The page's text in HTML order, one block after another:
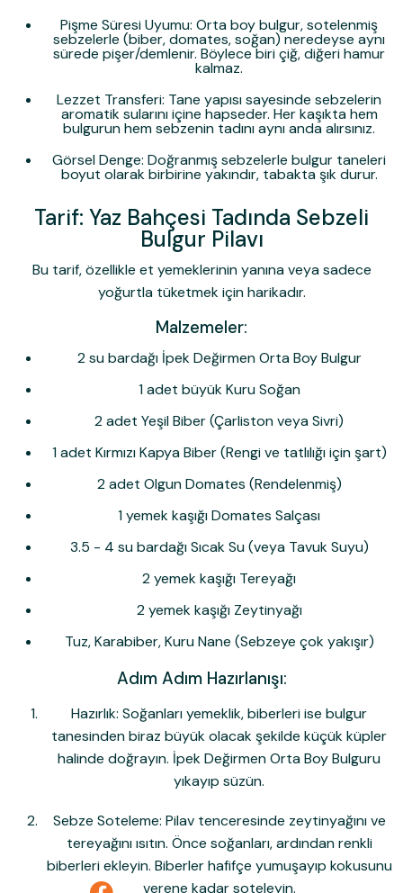
Pişme Süresi Uyumu: Orta boy bulgur, sotelenmiş
sebzelerle (biber, domates, soğan) neredeyse aynı
sürede pişer/demlenir. Böylece biri çiğ, diğeri hamur
kalmaz.
Lezzet Transferi: Tane yapısı sayesinde sebzelerin
aromatik sularını içine hapseder. Her kaşıkta hem
bulgurun hem sebzenin tadını aynı anda alırsınız.
Görsel Denge: Doğranmış sebzelerle bulgur taneleri
boyut olarak birbirine yakındır, tabakta şık durur.
Tarif: Yaz Bahçesi Tadında Sebzeli
Bulgur Pilavı
Bu tarif, özellikle et yemeklerinin yanına veya sadece
yoğurtla tüketmek için harikadır.
Malzemeler:
2 su bardağı İpek Değirmen Orta Boy Bulgur
1 adet büyük Kuru Soğan
2 adet Yeşil Biber (Çarliston veya Sivri)
1 adet Kırmızı Kapya Biber (Rengi ve tatlılığı için şart)
2 adet Olgun Domates (Rendelenmiş)
1 yemek kaşığı Domates Salçası
3.5 - 4 su bardağı Sıcak Su (veya Tavuk Suyu)
2 yemek kaşığı Tereyağı
2 yemek kaşığı Zeytinyağı
Tuz, Karabiber, Kuru Nane (Sebzeye çok yakışır)
Adım Adım Hazırlanışı:
Hazırlık: Soğanları yemeklik, biberleri ise bulgur
tanesinden biraz büyük olacak şekilde küçük küpler
halinde doğrayın. İpek Değirmen Orta Boy Bulguru
yıkayıp süzün.
Sebze Soteleme: Pilav tenceresinde zeytinyağını ve
tereyağını ısıtın. Önce soğanları, ardından renkli
biberleri ekleyin. Biberler hafifçe yumuşayıp kokusunu
verene kadar soteleyin.